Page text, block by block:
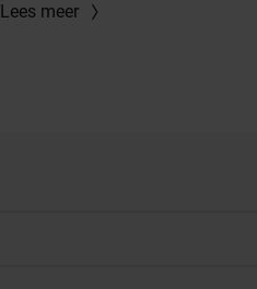
Lees meer